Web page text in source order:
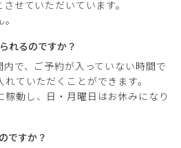
せていただいています。
れるのですか？
で、ご予約が入っていない時間で
ていただくことができます。
動し、日・月曜日はお休みになり
ですか？